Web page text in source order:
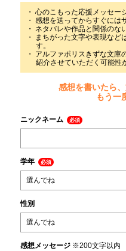
心のこもった応援メッセー
感想を送ってからすぐには
ネタバレや作品と関係のな
まちがった文字や表現など
す。
アルファポリスきずな文庫
紹介させていただく可能性
感想を書いたら
もう一
ニックネーム 必須
学年 必須
性別
感想メッセージ ※200文字以内